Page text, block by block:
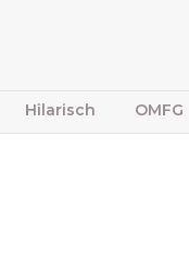
Hilarisch OMFG